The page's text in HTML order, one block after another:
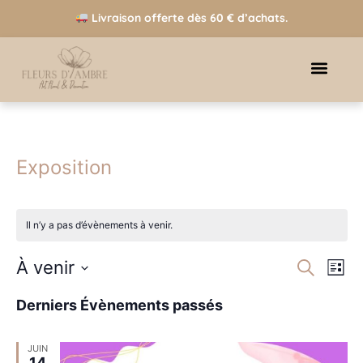
Livraison offerte dès 60 € d’achats.
Exposition
Il n’y a pas d’évènements à venir.
Recherche
de
Liste
À venir
Derniers Évènements passés
JUIN